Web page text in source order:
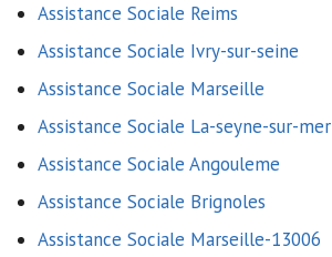
Assistance Sociale Reims
Assistance Sociale Ivry-sur-seine
Assistance Sociale Marseille
Assistance Sociale La-seyne-sur-mer
Assistance Sociale Angouleme
Assistance Sociale Brignoles
Assistance Sociale Marseille-13006